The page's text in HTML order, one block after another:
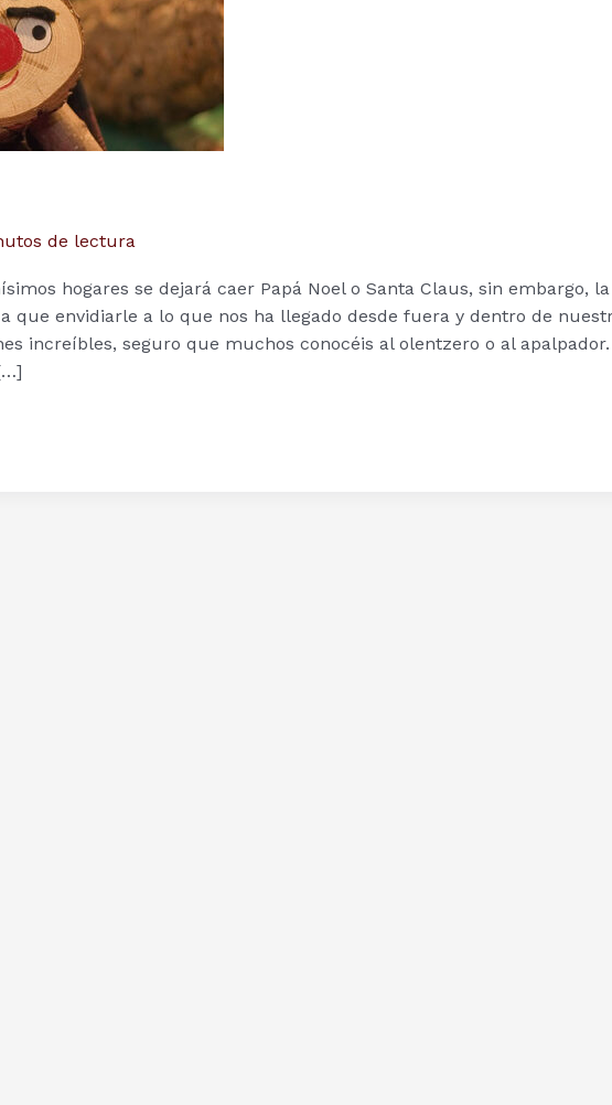
de lectura
hogares se dejará caer Papá Noel o Santa Claus, sin embargo, la
que envidiarle a lo que nos ha llegado desde fuera y dentro de
increíbles, seguro que muchos conocéis al olentzero o al apalpador.